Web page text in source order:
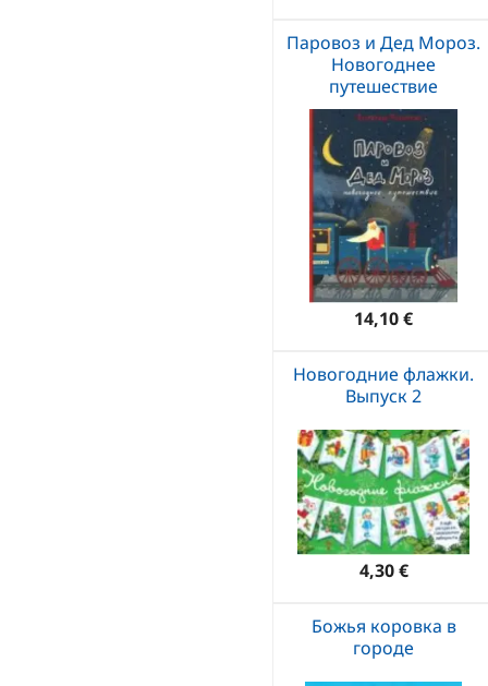
Паровоз и Дед Мороз.
Новогоднее
путешествие
14,10 €
Новогодние флажки.
Выпуск 2
4,30 €
Божья коровка в
городе